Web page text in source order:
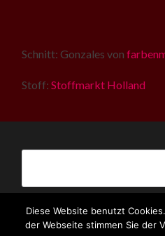
Schnitt: Gonzales von
Stoff: Stoffmarkt Holland
Diese Website benutzt
der Webseite stimmen Sie der